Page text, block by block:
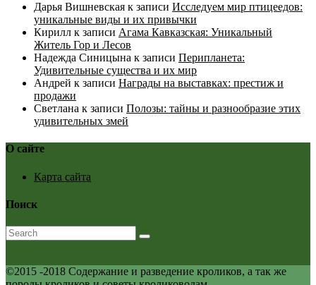
Дарья Вишневская к записи Исследуем мир птицеедов:
уникальные виды и их привычки
Кирилл к записи Агама Кавказская: Уникальный
Житель Гор и Лесов
Надежда Синицына к записи Перипланета:
Удивительные существа и их мир
Андрей к записи Награды на выставках: престиж и
продажи
Светлана к записи Полозы: тайны и разнообразие этих
удивительных змей
О сайте
Карта сайта
Поиск
©2015 -2018 Содержание и разведение кроликов, а так же